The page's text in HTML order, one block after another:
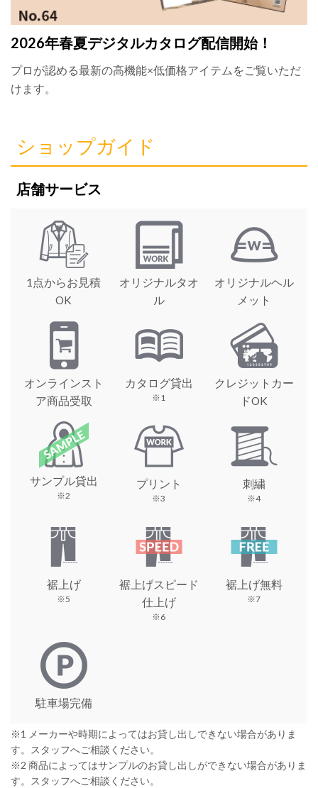
2026年春夏デジタルカタログ配信開始！
プロが認める最新の高機能×低価格アイテムをご覧いただ
けます。
ショップガイド
店舗サービス
1点からお見積
OK
オリジナルタオ
ル
オリジナルヘル
メット
オンラインスト
ア商品受取
カタログ貸出
※1
クレジットカー
ドOK
サンプル貸出
※2
プリント
※3
刺繍
※4
裾上げ
※5
裾上げスピード
仕上げ
※6
裾上げ無料
※7
駐車場完備
※1 メーカーや時期によってはお貸し出しできない場合がありま
す。スタッフへご相談ください。
※2 商品によってはサンプルのお貸し出しができない場合がありま
す。スタッフへご相談ください。